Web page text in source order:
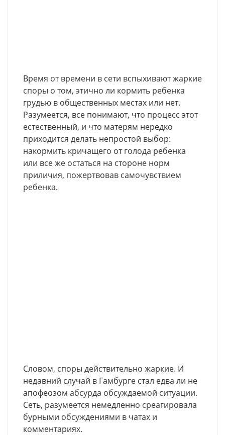
Время от времени в сети вспыхивают жаркие
споры о том, этично ли кормить ребенка
грудью в общественных местах или нет.
Разумеется, все понимают, что процесс этот
естественный, и что матерям нередко
приходится делать непростой выбор:
накормить кричащего от голода ребенка
или все же остаться на стороне норм
приличия, пожертвовав самочувствием
ребенка.
Словом, споры действительно жаркие. И
недавний случай в Гамбурге стал едва ли не
апофеозом абсурда обсуждаемой ситуации.
Сеть, разумеется немедленно среагировала
бурными обсуждениями в чатах и
комментариях.